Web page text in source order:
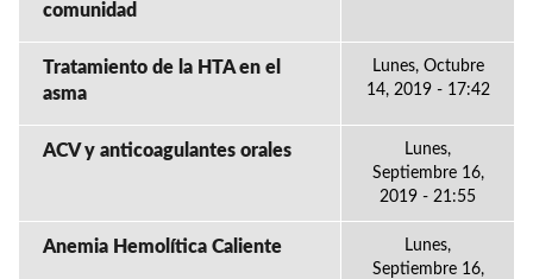
comunidad
Tratamiento de la HTA en el
asma
Lunes, Octubre
14, 2019 - 17:42
ACV y anticoagulantes orales
Lunes,
Septiembre 16,
2019 - 21:55
Anemia Hemolítica Caliente
Lunes,
Septiembre 16,